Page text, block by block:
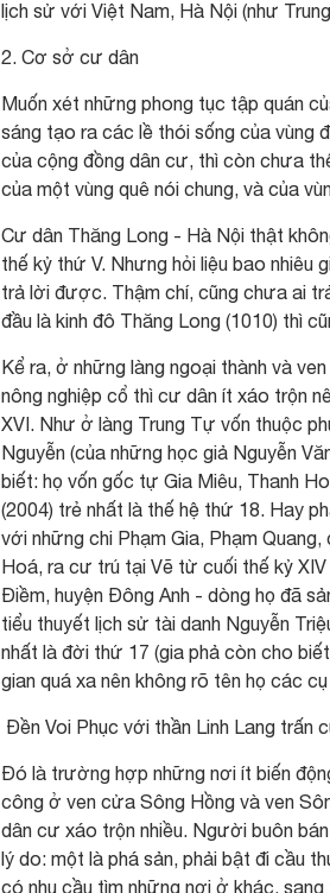
lịch sử với Việt Nam, Hà Nội (như
2. Cơ sở cư dân
Muốn xét những phong tục tập quán
sáng tạo ra các lề thói sống của vùng
của cộng đồng dân cư, thì còn chưa
của một vùng quê nói chung, và của
Cư dân Thăng Long - Hà Nội thật
thế kỷ thứ V. Nhưng hỏi liệu bao nhiêu
trả lời được. Thậm chí, cũng chưa ai
đầu là kinh đô Thăng Long (1010) thì
Kể ra, ở những làng ngoại thành và
nông nghiệp cổ thì cư dân ít xáo trộn
XVI. Như ở làng Trung Tự vốn thuộc
Nguyễn (của những học giả Nguyễn
biết: họ vốn gốc tự Gia Miêu, Thanh
(2004) trẻ nhất là thế hệ thứ 18. Hay
với những chi Phạm Gia, Phạm
Hoá, ra cư trú tại Vẽ từ cuối thế kỷ
Điềm, huyện Đông Anh - dòng họ đã
tiểu thuyết lịch sử tài danh Nguyễn
nhất là đời thứ 17 (gia phả còn cho
gian quá xa nên không rõ tên họ các
Đền Voi Phục với thần Linh Lang trấn
Đó là trường hợp những nơi ít biến
công ở ven cửa Sông Hồng và ven
dân cư xáo trộn nhiều. Người buôn
lý do: một là phá sản, phải bật đi cầu
có nhu cầu tìm những nơi ở khác,